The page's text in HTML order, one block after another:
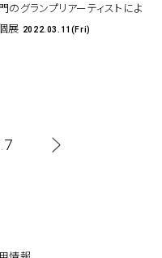
のグランプリアーティストによ
展 2022.03.11(Fri)
>
7